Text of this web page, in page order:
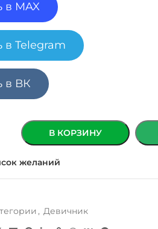
в MAX
в Telegram
в ВК
В КОРЗИНУ
желаний
, Девичник